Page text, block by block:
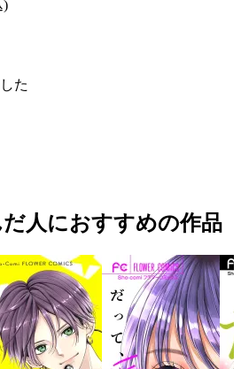
)
た
人におすすめの作品